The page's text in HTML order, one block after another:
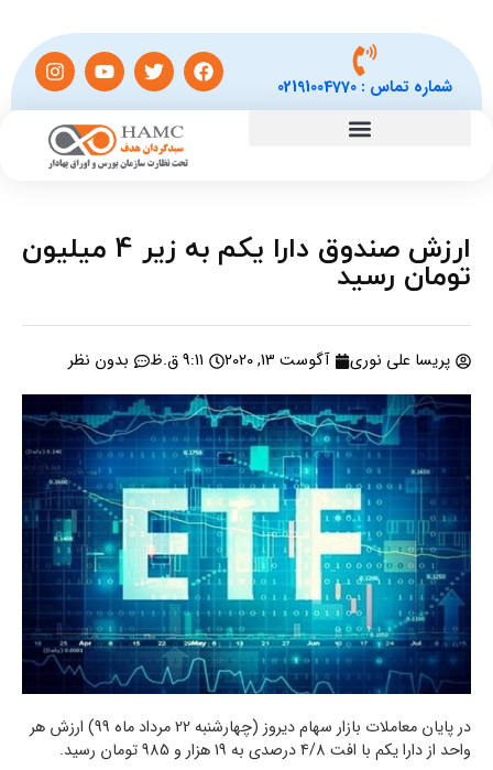
شماره تماس :02191004770
ارزش صندوق دارا یکم به زیر 4 میلیون
تومان رسید
پریسا علی نوری آگوست 13, 2020 9:11 ق.ظ بدون نظر
در پایان معاملات بازار سهام دیروز (چهارشنبه 22 مرداد ماه 99) ارزش هر
واحد از دارا یکم با افت 4/8 درصدی به 19 هزار و 985 تومان رسید.